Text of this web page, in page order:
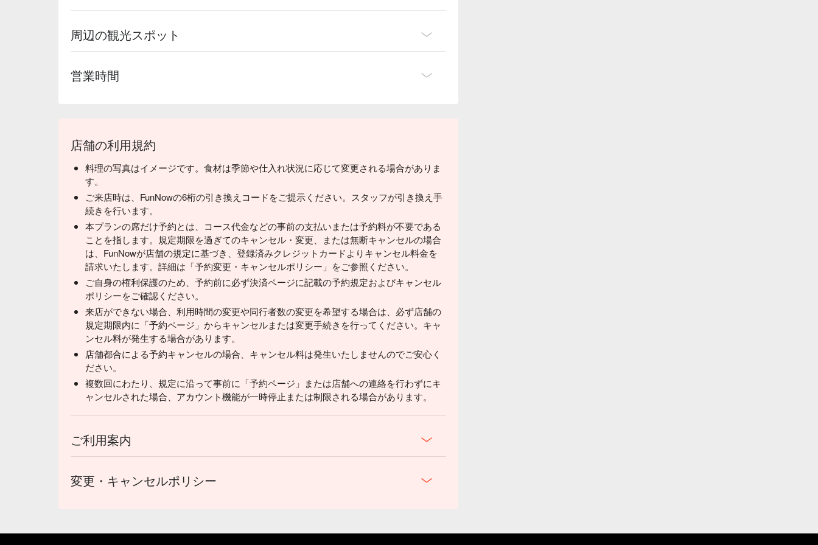
周辺の観光スポット
営業時間
店舗の利用規約
料理の写真はイメージです。食材は季節や仕入れ状況に応じて変更される場合がありま
す。
ご来店時は、FunNowの6桁の引き換えコードをご提示ください。スタッフが引き換え手
続きを行います。
本プランの席だけ予約とは、コース代金などの事前の支払いまたは予約料が不要である
ことを指します。規定期限を過ぎてのキャンセル・変更、または無断キャンセルの場合
は、FunNowが店舗の規定に基づき、登録済みクレジットカードよりキャンセル料金を
請求いたします。詳細は「予約変更・キャンセルポリシー」をご参照ください。
ご自身の権利保護のため、予約前に必ず決済ページに記載の予約規定およびキャンセル
ポリシーをご確認ください。
来店ができない場合、利用時間の変更や同行者数の変更を希望する場合は、必ず店舗の
規定期限内に「予約ページ」からキャンセルまたは変更手続きを行ってください。キャ
ンセル料が発生する場合があります。
店舗都合による予約キャンセルの場合、キャンセル料は発生いたしませんのでご安心く
ださい。
複数回にわたり、規定に沿って事前に「予約ページ」または店舗への連絡を行わずにキ
ャンセルされた場合、アカウント機能が一時停止または制限される場合があります。
ご利用案内
変更・キャンセルポリシー